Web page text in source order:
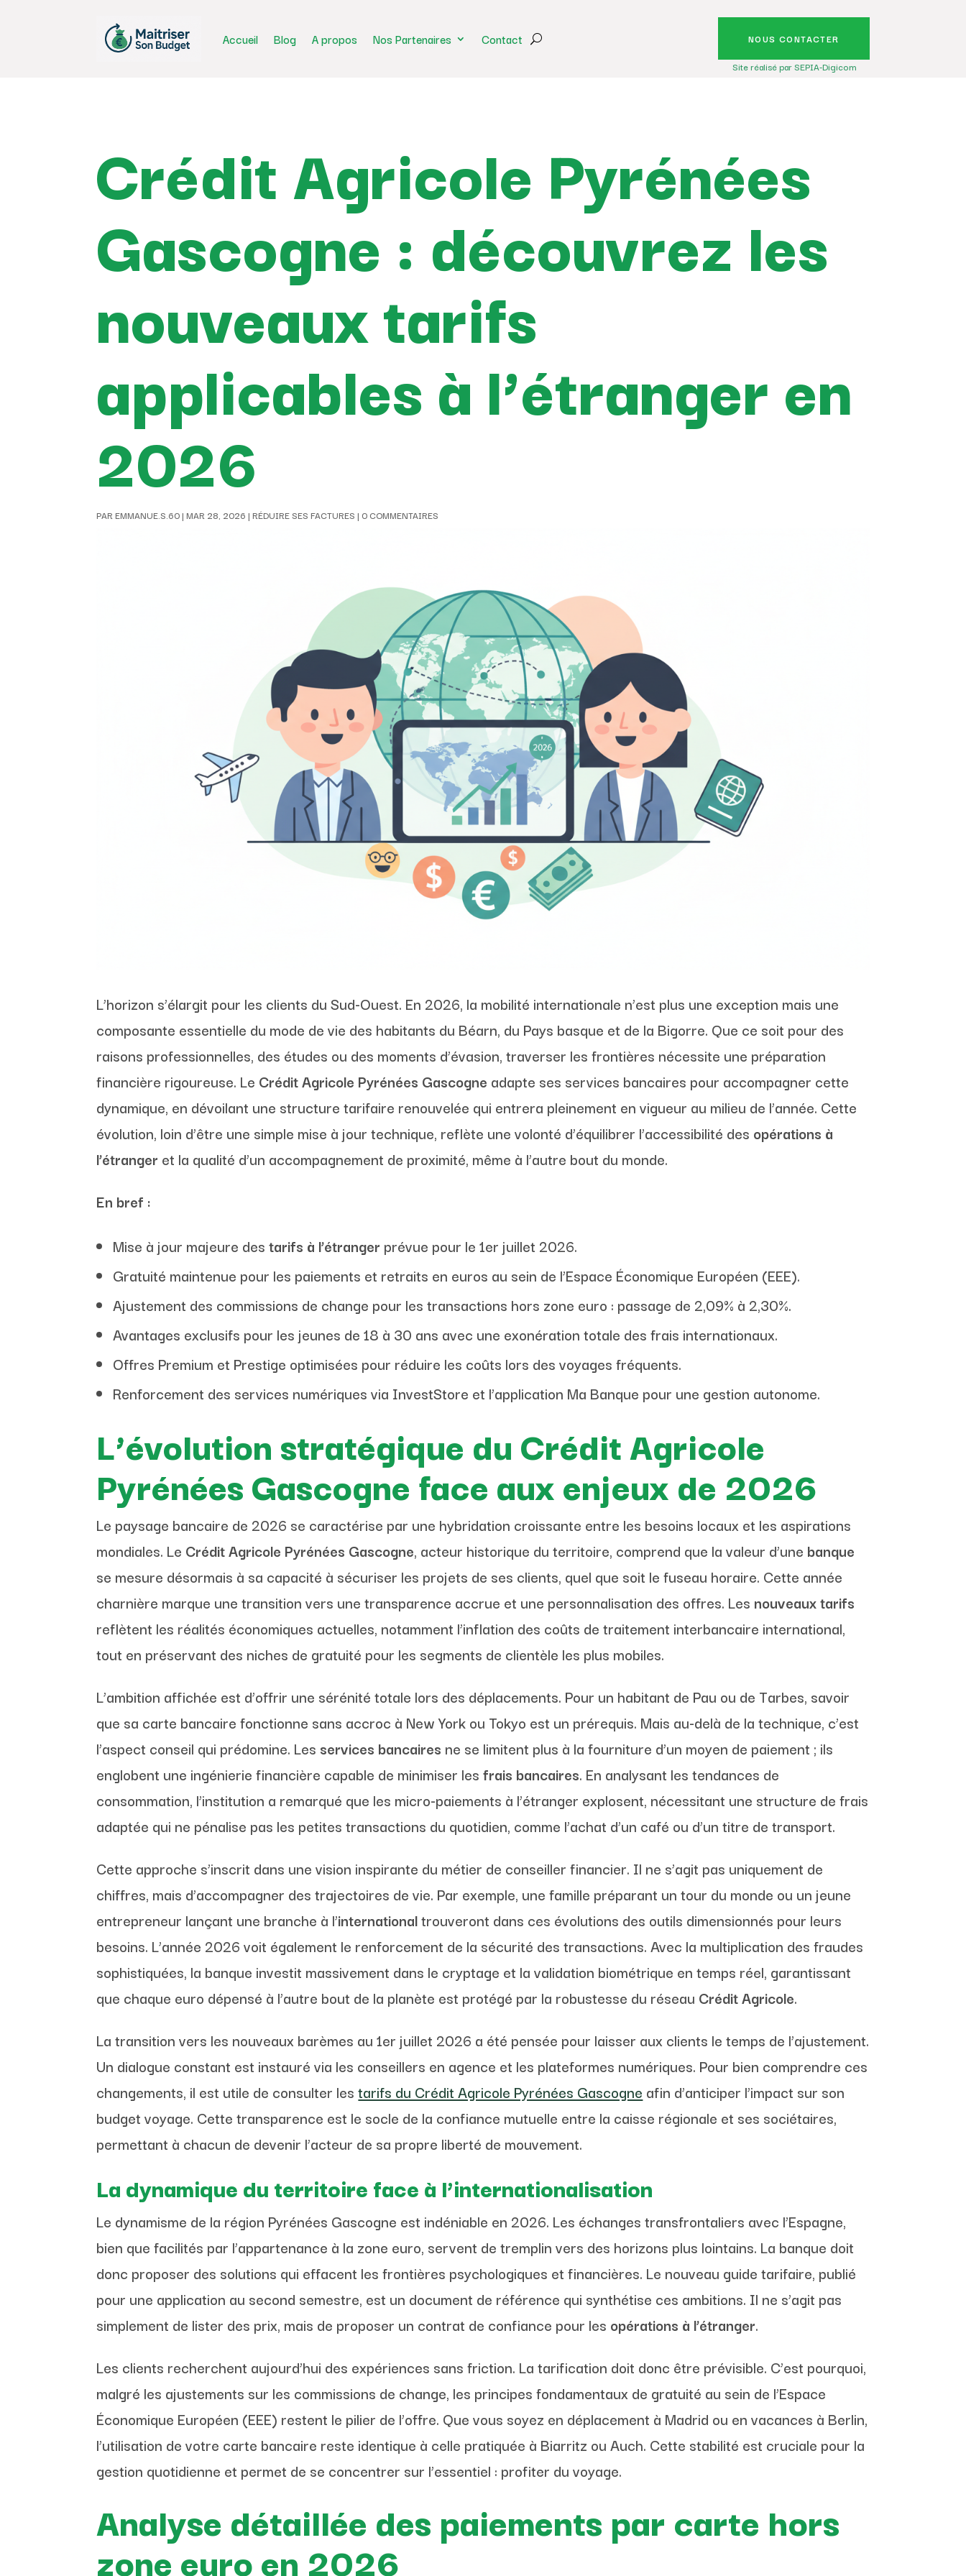
Accueil Blog A propos Nos Partenaires Contact NOUS CONTACTER
Site réalisé par SEPIA-Digicom
Crédit Agricole Pyrénées
Gascogne : découvrez les
nouveaux tarifs
applicables à l’étranger en
2026
PAREMMANUE.S.60|MAR 28, 2026 |RÉDUIRE SES FACTURES | 0 COMMENTAIRES
L’horizon s’élargit pour les clients du Sud-Ouest. En 2026, la mobilité internationale n’est plus une exception mais une
composante essentielle du mode de vie des habitants du Béarn, du Pays basque et de la Bigorre. Que ce soit pour des
raisons professionnelles, des études ou des moments d’évasion, traverser les frontières nécessite une préparation
financière rigoureuse. Le Crédit Agricole Pyrénées Gascogne adapte ses services bancaires pour accompagner cette
dynamique, en dévoilant une structure tarifaire renouvelée qui entrera pleinement en vigueur au milieu de l’année. Cette
évolution, loin d’être une simple mise à jour technique, reflète une volonté d’équilibrer l’accessibilité des opérations à
l’étranger et la qualité d’un accompagnement de proximité, même à l’autre bout du monde.
En bref :
Mise à jour majeure destarifs à l’étranger prévue pour le 1er juillet 2026.
Gratuité maintenue pour les paiements et retraits en euros au sein de l’Espace Économique Européen (EEE).
Ajustement des commissions de change pour les transactions hors zone euro : passage de 2,09% à 2,30%.
Avantages exclusifs pour les jeunes de 18 à 30 ans avec une exonération totale des frais internationaux.
Offres Premium et Prestige optimisées pour réduire les coûts lors des voyages fréquents.
Renforcement des services numériques via InvestStore et l’application Ma Banque pour une gestion autonome.
L’évolution stratégique du Crédit Agricole
Pyrénées Gascogne face aux enjeux de 2026
Le paysage bancaire de 2026 se caractérise par une hybridation croissante entre les besoins locaux et les aspirations
mondiales. Le Crédit Agricole Pyrénées Gascogne, acteur historique du territoire, comprend que la valeur d’une banque
se mesure désormais à sa capacité à sécuriser les projets de ses clients, quel que soit le fuseau horaire. Cette année
charnière marque une transition vers une transparence accrue et une personnalisation des offres. Les nouveaux tarifs
reflètent les réalités économiques actuelles, notamment l’inflation des coûts de traitement interbancaire international,
tout en préservant des niches de gratuité pour les segments de clientèle les plus mobiles.
L’ambition affichée est d’offrir une sérénité totale lors des déplacements. Pour un habitant de Pau ou de Tarbes, savoir
que sa carte bancaire fonctionne sans accroc à New York ou Tokyo est un prérequis. Mais au-delà de la technique, c’est
l’aspect conseil qui prédomine. Les services bancaires ne se limitent plus à la fourniture d’un moyen de paiement ; ils
englobent une ingénierie financière capable de minimiser lesfrais bancaires. En analysant les tendances de
consommation, l’institution a remarqué que les micro-paiements à l’étranger explosent, nécessitant une structure de frais
adaptée qui ne pénalise pas les petites transactions du quotidien, comme l’achat d’un café ou d’un titre de transport.
Cette approche s’inscrit dans une vision inspirante du métier de conseiller financier. Il ne s’agit pas uniquement de
chiffres, mais d’accompagner des trajectoires de vie. Par exemple, une famille préparant un tour du monde ou un jeune
entrepreneur lançant une branche à l’internationaltrouveront dans ces évolutions des outils dimensionnés pour leurs
besoins. L’année 2026 voit également le renforcement de la sécurité des transactions. Avec la multiplication des fraudes
sophistiquées, la banque investit massivement dans le cryptage et la validation biométrique en temps réel, garantissant
que chaque euro dépensé à l’autre bout de la planète est protégé par la robustesse du réseau Crédit Agricole.
La transition vers les nouveaux barèmes au 1er juillet 2026 a été pensée pour laisser aux clients le temps de l’ajustement.
Un dialogue constant est instauré via les conseillers en agence et les plateformes numériques. Pour bien comprendre ces
changements, il est utile de consulter lestarifs du Crédit Agricole Pyrénées Gascogne afin d’anticiper l’impact sur son
budget voyage. Cette transparence est le socle de la confiance mutuelle entre la caisse régionale et ses sociétaires,
permettant à chacun de devenir l’acteur de sa propre liberté de mouvement.
La dynamique du territoire face à l’internationalisation
Le dynamisme de la région Pyrénées Gascogne est indéniable en 2026. Les échanges transfrontaliers avec l’Espagne,
bien que facilités par l’appartenance à la zone euro, servent de tremplin vers des horizons plus lointains. La banque doit
donc proposer des solutions qui effacent les frontières psychologiques et financières. Le nouveau guide tarifaire, publié
pour une application au second semestre, est un document de référence qui synthétise ces ambitions. Il ne s’agit pas
simplement de lister des prix, mais de proposer un contrat de confiance pour les opérations à l’étranger.
Les clients recherchent aujourd’hui des expériences sans friction. La tarification doit donc être prévisible. C’est pourquoi,
malgré les ajustements sur les commissions de change, les principes fondamentaux de gratuité au sein de l’Espace
Économique Européen (EEE) restent le pilier de l’offre. Que vous soyez en déplacement à Madrid ou en vacances à Berlin,
l’utilisation de votre carte bancaire reste identique à celle pratiquée à Biarritz ou Auch. Cette stabilité est cruciale pour la
gestion quotidienne et permet de se concentrer sur l’essentiel : profiter du voyage.
Analyse détaillée des paiements par carte hors
zone euro en 2026